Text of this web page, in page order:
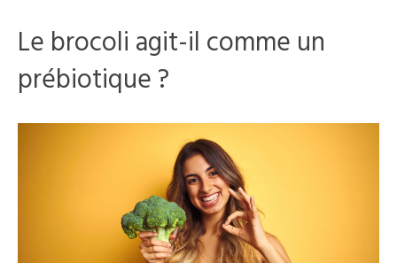
Le brocoli agit-il comme un
prébiotique ?